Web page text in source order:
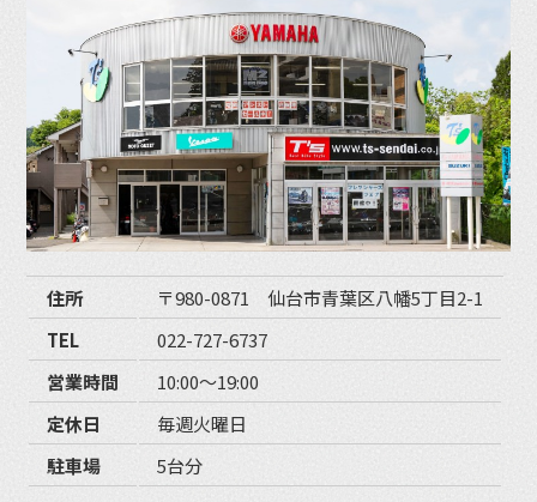
住所
〒980-0871 仙台市青葉区八幡5丁目2-1
TEL
022-727-6737
営業時間
10:00〜19:00
定休日
毎週火曜日
駐車場
5台分